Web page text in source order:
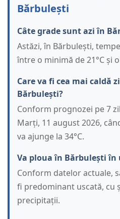
Bărbulești
Câte grade sunt azi în
Astăzi, în Bărbulești,
între o minimă de 21°C și
Care va fi cea mai caldă
Bărbulești?
Conform prognozei pe 7
Marți, 11 august 2026,
va ajunge la 34°C.
Va ploua în Bărbulești în
Conform datelor actuale,
fi predominant uscată, cu
precipitații.